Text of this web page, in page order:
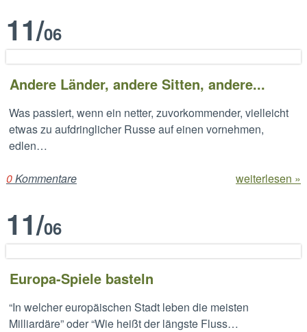
11/06
Andere Länder, andere Sitten, andere...
Was passiert, wenn ein netter, zuvorkommender, vielleicht
etwas zu aufdringlicher Russe auf einen vornehmen,
edlen…
0Kommentare weiterlesen »
11/06
Europa-Spiele basteln
“In welcher europäischen Stadt leben die meisten
Milliardäre” oder “Wie heißt der längste Fluss…